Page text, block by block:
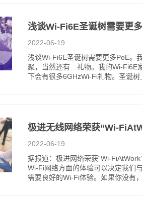
浅谈Wi-Fi6E圣诞树需要更
2022-06-19
浅谈Wi-Fi6E圣诞树需要更多PoE。
聚，当然还有…礼物。我的Wi-Fi6E
下会有很多6GHzWi-Fi礼物。圣诞
极进无线网络荣获“Wi-
2022-06-19
据报道：极进网络荣获“Wi-
Wi-Fi网络方面的体验可以决定我们
需要良好的Wi-Fi体验。如果你没有